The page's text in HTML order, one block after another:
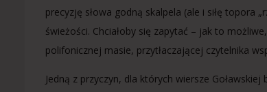
precyzję słowa godną skalpela (ale i siłę topora
świeżości. Chciałoby się zapytać – jak to
polifonicznej masie, przytłaczającej czytelnika
Jedną z przyczyn, dla których wiersze